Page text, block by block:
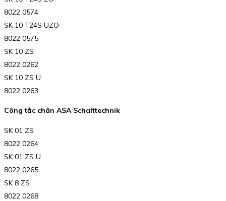
8022 0574
SK 10 T24S UZO
8022 0575
SK 10 ZS
8022 0262
SK 10 ZS U
8022 0263
Công tắc chân ASA Schalttechnik
SK 01 ZS
8022 0264
SK 01 ZS U
8022 0265
SK 8 ZS
8022 0268